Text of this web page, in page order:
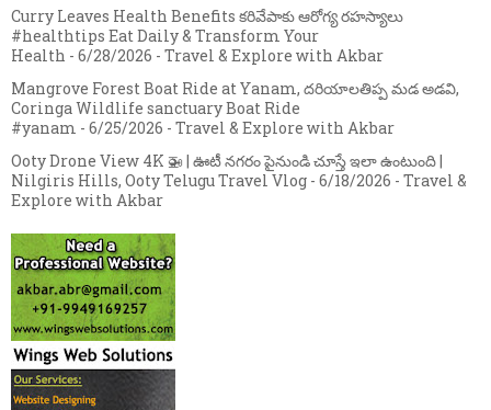
Curry Leaves Health Benefits కరివేపాకు ఆరోగ్య రహస్యాలు
#healthtips Eat Daily & Transform Your
Health - 6/28/2026 - Travel & Explore with Akbar
Mangrove Forest Boat Ride at Yanam, దరియాలతిప్ప మడ అడవి,
Coringa Wildlife sanctuary Boat Ride
#yanam - 6/25/2026 - Travel & Explore with Akbar
Ooty Drone View 4K 🚁 | ఊటీ నగరం పైనుండి చూస్తే ఇలా ఉంటుంది |
Nilgiris Hills, Ooty Telugu Travel Vlog - 6/18/2026 - Travel &
Explore with Akbar